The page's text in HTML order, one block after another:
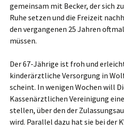
gemeinsam mit Becker, der sich
Ruhe setzen und die Freizeit
den vergangenen 25 Jahren
müssen.
Der 67-Jährige ist froh und
kinderärztliche Versorgung in
scheint. In wenigen Wochen will
Kassenärztlichen Vereinigung
stellen, über den der
wird. Parallel dazu hat sie bei der